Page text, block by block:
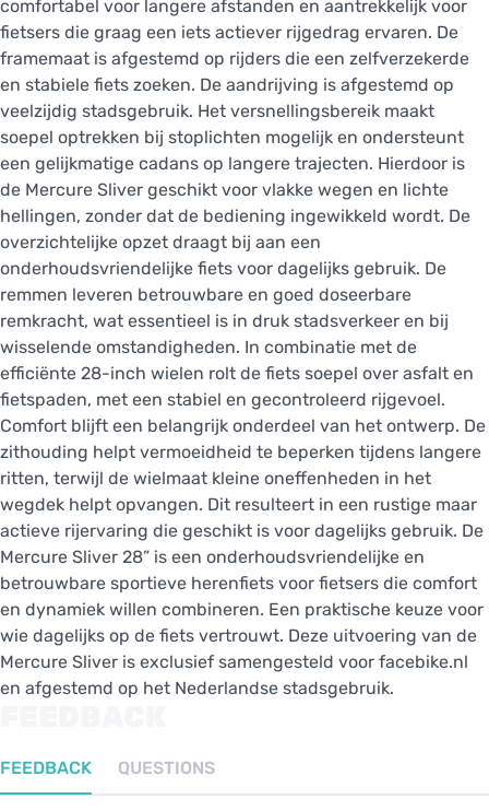
comfortabel voor langere afstanden en aantrekkelijk voor
fietsers die graag een iets actiever rijgedrag ervaren. De
framemaat is afgestemd op rijders die een zelfverzekerde
en stabiele fiets zoeken. De aandrijving is afgestemd op
veelzijdig stadsgebruik. Het versnellingsbereik maakt
soepel optrekken bij stoplichten mogelijk en ondersteunt
een gelijkmatige cadans op langere trajecten. Hierdoor is
de Mercure Sliver geschikt voor vlakke wegen en lichte
hellingen, zonder dat de bediening ingewikkeld wordt. De
overzichtelijke opzet draagt bij aan een
onderhoudsvriendelijke fiets voor dagelijks gebruik. De
remmen leveren betrouwbare en goed doseerbare
remkracht, wat essentieel is in druk stadsverkeer en bij
wisselende omstandigheden. In combinatie met de
efficiënte 28-inch wielen rolt de fiets soepel over asfalt en
fietspaden, met een stabiel en gecontroleerd rijgevoel.
Comfort blijft een belangrijk onderdeel van het ontwerp. De
zithouding helpt vermoeidheid te beperken tijdens langere
ritten, terwijl de wielmaat kleine oneffenheden in het
wegdek helpt opvangen. Dit resulteert in een rustige maar
actieve rijervaring die geschikt is voor dagelijks gebruik. De
Mercure Sliver 28” is een onderhoudsvriendelijke en
betrouwbare sportieve herenfiets voor fietsers die comfort
en dynamiek willen combineren. Een praktische keuze voor
wie dagelijks op de fiets vertrouwt. Deze uitvoering van de
Mercure Sliver is exclusief samengesteld voor facebike.nl
en afgestemd op het Nederlandse stadsgebruik.
FEEDBACK QUESTIONS